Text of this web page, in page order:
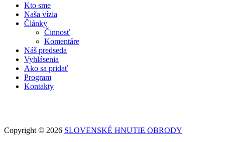
Kto sme
Naša vízia
Články
Činnosť
Komentáre
Náš predseda
Vyhlásenia
Ako sa pridať
Program
Kontakty
Copyright © 2026 SLOVENSKÉ HNUTIE OBRODY